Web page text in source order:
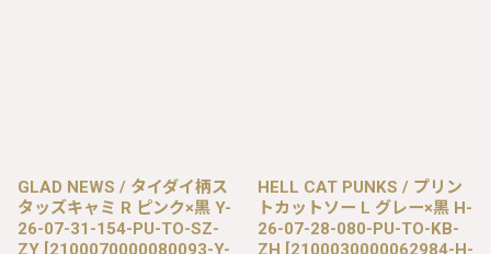
GLAD NEWS / タイダイ柄ス
タッズキャミ R ピンク×黒 Y-
26-07-31-154-PU-TO-SZ-
ZY [2100070000080093-Y-
HELL CAT PUNKS / プリン
トカットソー L グレー×黒 H-
26-07-28-080-PU-TO-KB-
ZH [2100030000062984-H-